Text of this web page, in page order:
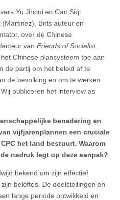
Yu Jincui en Cao Siqi
Brits auteur en
over de Chinese
van Friends of Socialist
Chinese plansysteem toe aan
de partij om het beleid af te
de bevolking en om te werken
publiceren het interview as
benadering en
vijfjarenplannen een cruciale
het land bestuurt. Waarom
nadruk legt op deze aanpak?
bekend om zijn effectief
beloftes. De doelstellingen en
lange periode ontwikkeld en